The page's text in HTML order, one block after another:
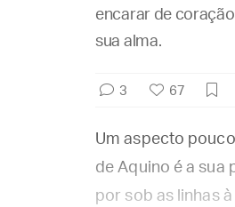
encarar de
sua alma.
3 67
Um aspecto
de Aquino é a sua
por sob as linhas